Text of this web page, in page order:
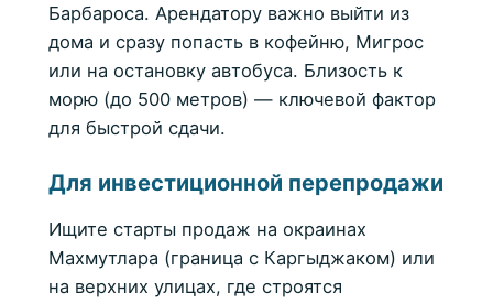
Барбароса. Арендатору важно выйти из
дома и сразу попасть в кофейню, Мигрос
или на остановку автобуса. Близость к
морю (до 500 метров) — ключевой фактор
для быстрой сдачи.
Для инвестиционной перепродажи
Ищите старты продаж на окраинах
Махмутлара (граница с Каргыджаком) или
на верхних улицах, где строятся